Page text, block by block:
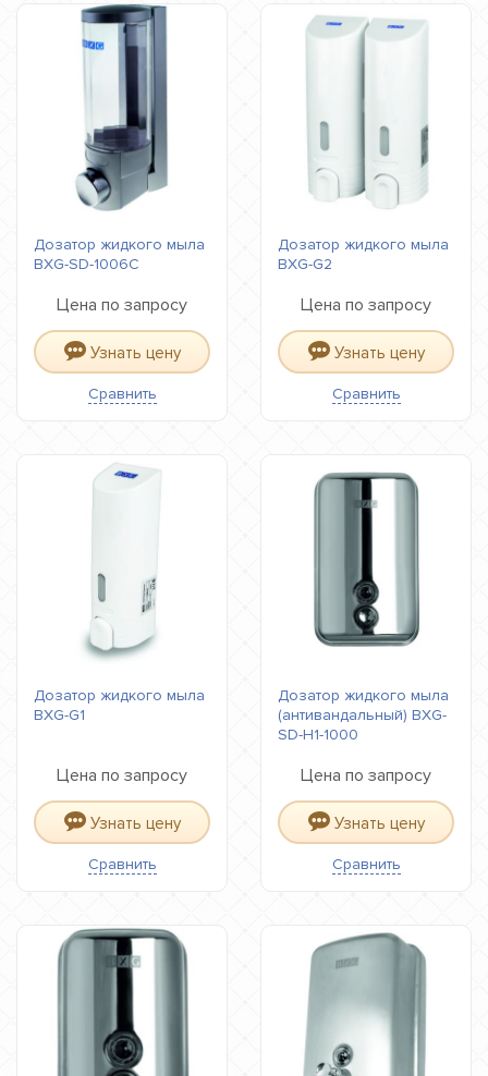
Дозатор жидкого мыла
BXG-SD-1006С
Цена по запросу
Узнать цену
Сравнить
Дозатор жидкого мыла
BXG-G2
Цена по запросу
Узнать цену
Сравнить
Дозатор жидкого мыла
BXG-G1
Цена по запросу
Узнать цену
Сравнить
Дозатор жидкого мыла
(антивандальный) BXG-
SD-H1-1000
Цена по запросу
Узнать цену
Сравнить